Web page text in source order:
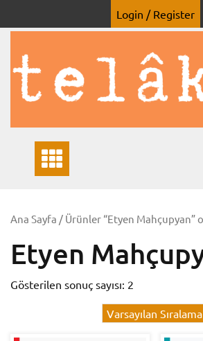
to
Login / Register
Ana Sayfa / Ürünler “Etyen Mahçupyan”
Etyen
Gösterilen sonuç sayısı: 2